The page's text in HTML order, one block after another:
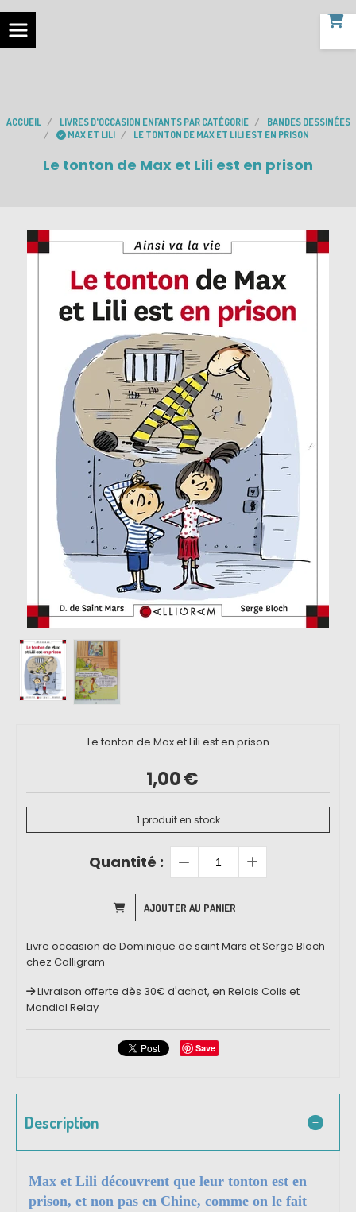
ACCUEIL LIVRES D'OCCASION ENFANTS PAR CATÉGORIE
BANDES DESSINÉES
MAX ET LILI
LE TONTON DE MAX ET LILI EST EN PRISON
Le tonton de Max et Lili est en prison
Le tonton de Max et Lili est en prison
1,00€
1 produit en stock
Quantité :
AJOUTER AU PANIER
Livre occasion de Dominique de saint Mars et Serge Bloch
chez Calligram
Livraison offerte dès 30€ d'achat, en Relais Colis et
Mondial Relay
Save
Description
Max et Lili découvrent que leur tonton est en
prison, et non pas en Chine, comme on le fait